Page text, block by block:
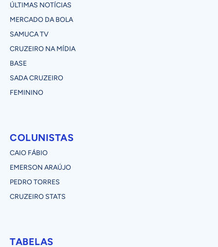
ÚLTIMAS NOTÍCIAS
MERCADO DA BOLA
SAMUCA TV
CRUZEIRO NA MÍDIA
BASE
SADA CRUZEIRO
FEMININO
COLUNISTAS
CAIO FÁBIO
EMERSON ARAÚJO
PEDRO TORRES
CRUZEIRO STATS
TABELAS